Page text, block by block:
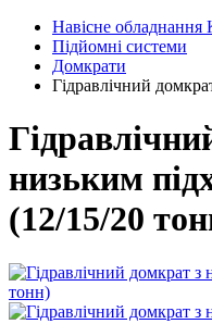
Навісне обладнання
Підйомні системи
Домкрати
Гідравлічний
низьким
(12/15/20